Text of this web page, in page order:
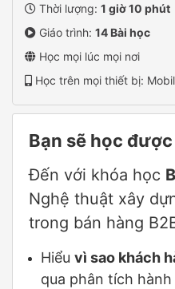
Thời lượng: 1 giờ 10 phút
Giáo trình: 14 Bài học
Học mọi lúc mọi nơi
Học trên mọi thiết bị:
Bạn sẽ học
Đến với khóa học
Nghệ thuật xây
trong bán hàng
Hiểu vì sao khách
qua phân tích